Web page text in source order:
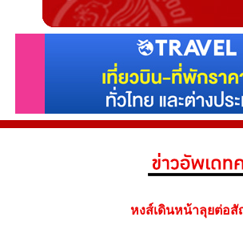
หงส์เดินหน้าลุยต่อ